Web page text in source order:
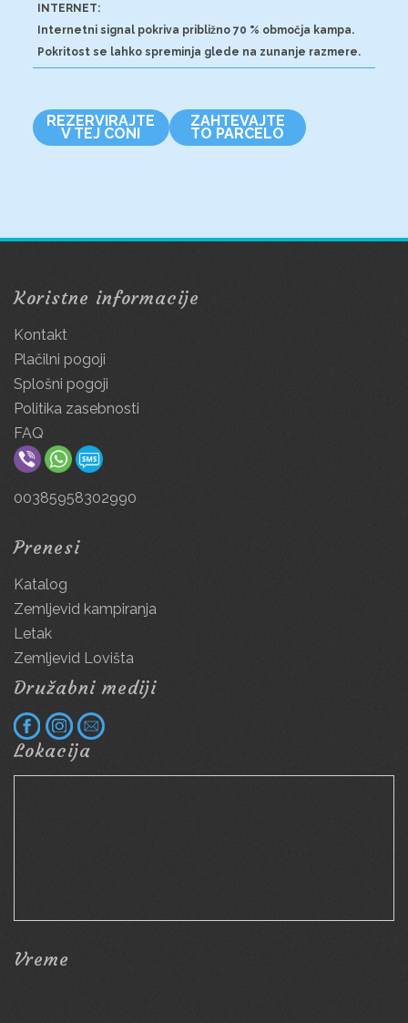
INTERNET:
Internetni signal pokriva približno 70 % območja kampa.
Pokritost se lahko spreminja glede na zunanje razmere.
REZERVIRAJTE
V TEJ CONI
ZAHTEVAJTE
TO PARCELO
Koristne informacije
Kontakt
Plačilni pogoji
Splošni pogoji
Politika zasebnosti
FAQ
00385958302990
Prenesi
Katalog
Zemljevid kampiranja
Letak
Zemljevid Lovišta
Družabni mediji
Lokacija
Vreme